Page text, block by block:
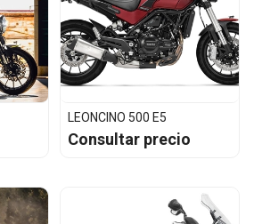
LEONCINO 500 E5
Consultar precio